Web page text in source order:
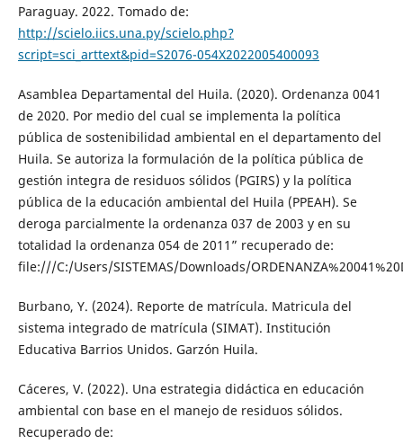
Paraguay. 2022. Tomado de:
http://scielo.iics.una.py/scielo.php?
script=sci_arttext&pid=S2076-054X2022005400093
Asamblea Departamental del Huila. (2020). Ordenanza 0041
de 2020. Por medio del cual se implementa la política
pública de sostenibilidad ambiental en el departamento del
Huila. Se autoriza la formulación de la política pública de
gestión integra de residuos sólidos (PGIRS) y la política
pública de la educación ambiental del Huila (PPEAH). Se
deroga parcialmente la ordenanza 037 de 2003 y en su
totalidad la ordenanza 054 de 2011” recuperado de:
file:///C:/Users/SISTEMAS/Downloads/
Burbano, Y. (2024). Reporte de matrícula. Matricula del
sistema integrado de matrícula (SIMAT). Institución
Educativa Barrios Unidos. Garzón Huila.
Cáceres, V. (2022). Una estrategia didáctica en educación
ambiental con base en el manejo de residuos sólidos.
Recuperado de: